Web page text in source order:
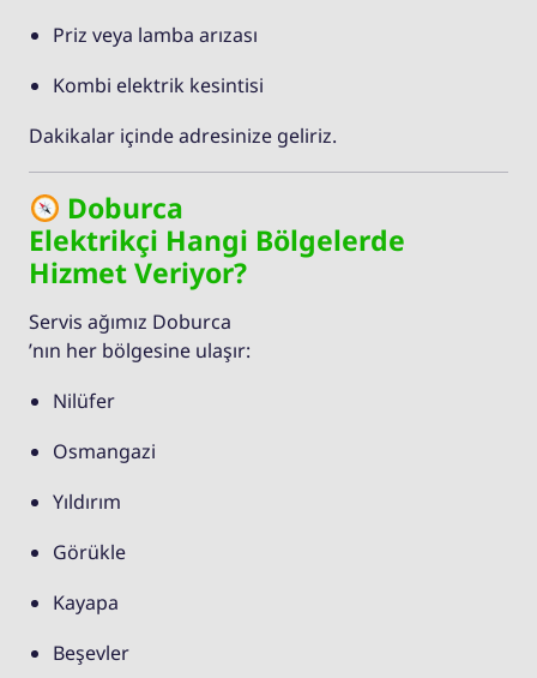
Priz veya lamba arızası
Kombi elektrik kesintisi
Dakikalar içinde adresinize geliriz.
Doburca
Elektrikçi Hangi Bölgelerde
Hizmet Veriyor?
Servis ağımız Doburca
’nın her bölgesine ulaşır:
Nilüfer
Osmangazi
Yıldırım
Görükle
Kayapa
Beşevler